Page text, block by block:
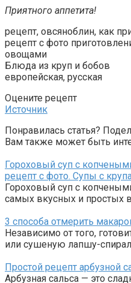
Приятного аппетита!
рецепт, овсяноблин, как
рецепт с фото
овощами
Блюда из круп и бобов
европейская, русская
Оцените рецепт
Источник
Понравилась статья?
Вам также может быть
Гороховый суп с
рецепт с фото. Супы с
Гороховый суп с
самых вкусных и простых
3 способа отмерить
Независимо от того,
или сушеную лапшу-
Простой рецепт арбузной
Арбузная сальса — это